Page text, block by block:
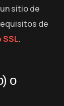
sitio de
de
.
o